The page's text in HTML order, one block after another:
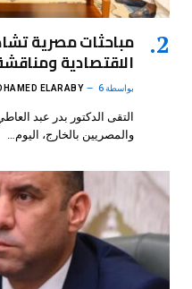
مباحثات مصرية
الاقتصادية
بواسطة ELARABY 6 أغسطس، 2026
التقى الدكتور بدر عبد
والمصريين بالخارج، اليوم…